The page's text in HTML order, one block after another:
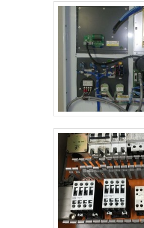
estrutura suficiente para
Todos esses fatores,
colaboradores proativos
qualidade, garantem uma
ponta a ponta. .
essência da empresa, a
produtos e serviços com
detalhes que passam
prejuízo futuros para os clientes.
formas diferentes de
autoridade em uma área
ETHANN Elétrica e
precisar de montagem
empresas: Colaboradores proativos; Profissionais
com vasta experiência na área; Trabalhadores
qualidade; Escritório de alta qualidade onde são
realizadas as atividades; Tecnologia de
Equipamentos de última geração.
ASSERTIVIDADE NO SEGMENTO Apenas na
Elétrica e Automação tem